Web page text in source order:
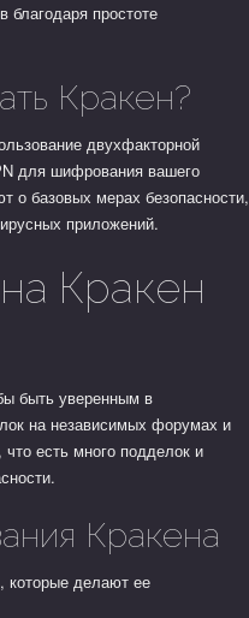
благодаря простоте
Кракен?
двухфакторной
для шифрования вашего
о базовых мерах безопасности,
приложений.
Кракен
быть уверенным в
на независимых форумах и
есть много подделок и
Кракена
которые делают ее